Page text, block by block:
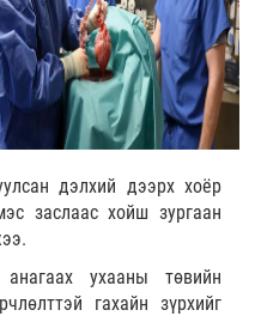
дэлхий дээрх хоёр
заслаас хойш зургаан
ухааны төвийн
гахайн зүрхийг